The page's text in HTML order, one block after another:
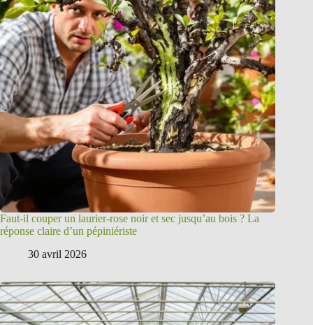
Faut-il couper un laurier-rose noir et sec jusqu’au bois ? La
réponse claire d’un pépiniériste
30 avril 2026